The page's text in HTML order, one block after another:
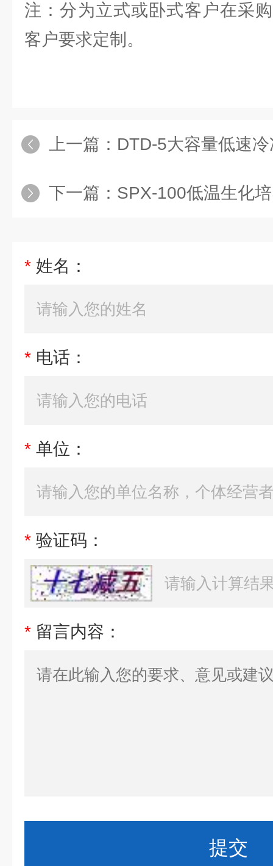
注：分为立式或卧式客户在采
客户要求定制。
上一篇： DTD-5大容量低速
下一篇： SPX-100低温生化
* 姓名：
* 电话：
* 单位：
* 验证码：
* 留言内容：